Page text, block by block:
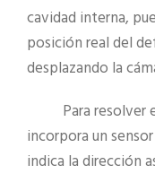
cavidad interna,
posición real del
desplazando la
Para resolver
incorpora un
indica la dirección